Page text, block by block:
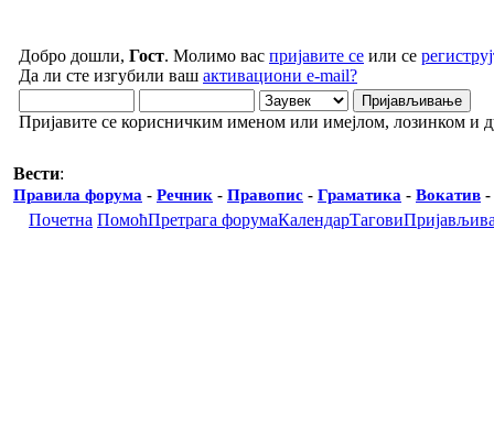
Добро дошли, Гост. Молимо вас пријавите се или се
Да ли сте изгубили ваш активациони e-mail?
Пријавите се корисничким именом или имејлом, лозинком и
Вести:
Правила форума - Речник - Правопис - Граматика - Вокатив -
Почетна ПомоћПретрага форумаКалендарТагови